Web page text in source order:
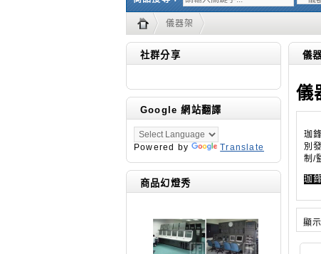
儀器架
社群分享
Google 網站翻譯
Powered by Translate
商品幻燈秀
儀
儀
珈
別
制/
珈
顯